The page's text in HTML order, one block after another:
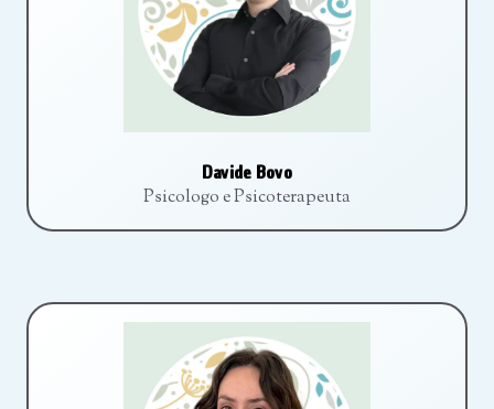
Davide Bovo
Psicologo e Psicoterapeuta